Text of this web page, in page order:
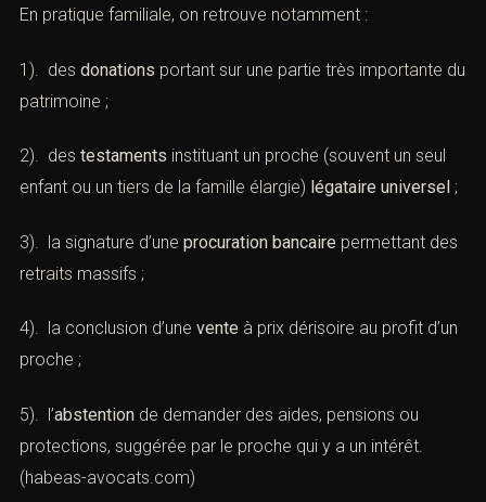
En pratique familiale, on retrouve notamment :
1). des donations portant sur une partie très importante du
patrimoine ;
2). des testaments instituant un proche (souvent un seul
enfant ou un tiers de la famille élargie) légataire universel ;
3). la signature d’une procuration bancaire permettant des
retraits massifs ;
4). la conclusion d’une vente à prix dérisoire au profit d’un
proche ;
5). l’abstention de demander des aides, pensions ou
protections, suggérée par le proche qui y a un intérêt.
(habeas-avocats.com)